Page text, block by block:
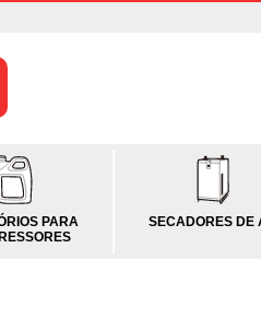
PARA
SECADORES DE